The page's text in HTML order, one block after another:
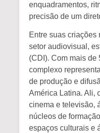
enquadramentos,
precisão de um
Entre suas criações
setor audiovisual,
(CDI). Com mais de
complexo
de produção e
América Latina. Ali,
cinema e televisão,
núcleos de
espaços culturais e